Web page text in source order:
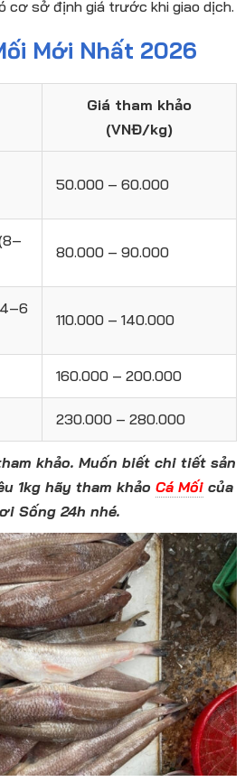
cơ sở định giá trước khi giao dịch.
Mới Nhất 2026
Giá tham khảo
(VNĐ/kg)
50.000 – 60.000
80.000 – 90.000
110.000 – 140.000
160.000 – 200.000
230.000 – 280.000
khảo. Muốn biết chi tiết sản
1kg hãy tham khảo Cá Mốicủa
Sống 24h nhé.